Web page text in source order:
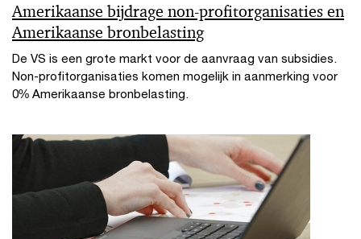
Amerikaanse bijdrage non-profitorganisaties en
Amerikaanse bronbelasting
De VS is een grote markt voor de aanvraag van subsidies.
Non-profitorganisaties komen mogelijk in aanmerking voor
0% Amerikaanse bronbelasting.